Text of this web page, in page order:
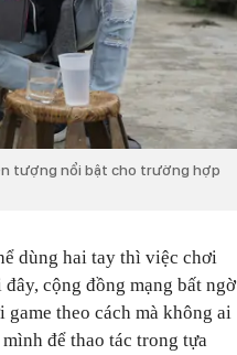
tượng nổi bật cho trường hợp
dùng hai tay thì việc chơi
cộng đồng mạng bất ngờ
theo cách mà không ai
để thao tác trong tựa